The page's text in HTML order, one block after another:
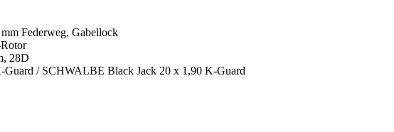
Federweg, Gabellock
28D
/ SCHWALBE Black Jack 20 x 1,90 K-Guard